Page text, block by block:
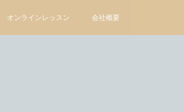
オンラインレッスン 会社概要